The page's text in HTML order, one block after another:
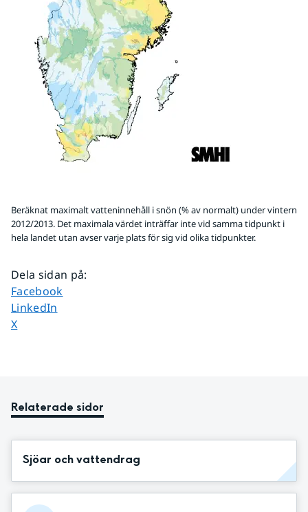
Beräknat maximalt vatteninnehåll i snön (% av normalt) under vintern
2012/2013. Det maximala värdet inträffar inte vid samma tidpunkt i
hela landet utan avser varje plats för sig vid olika tidpunkter.
Dela sidan på:
Dela sidan på
Facebook
Dela sidan på
LinkedIn
Dela sidan på
X
Relaterade sidor
Sjöar och vattendrag